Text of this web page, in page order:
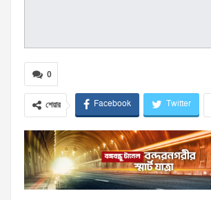
0
শেয়ার Facebook Twitter